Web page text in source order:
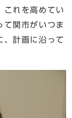
これを高めてい
て関市がいつま
、計画に沿って